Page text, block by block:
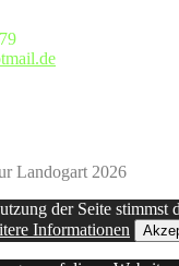
Landogart 2026
der Seite stimmst
Informationen